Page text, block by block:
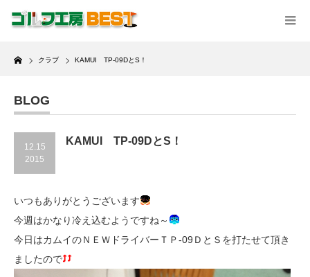
Home
クラブ KAMUI TP-09DとS！
BLOG
12.15
2015
KAMUI TP-09DとS！
いつもありがとうございます
今週はかなり冷え込むようですね～
今日はカムイのＮＥＷドライバーＴＰ-09ＤとＳを打たせて頂き
ましたので